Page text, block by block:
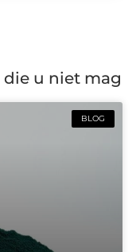
die u niet mag
BLOG